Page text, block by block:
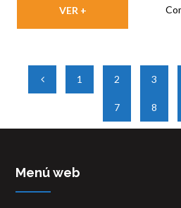
VER +
1 2 3
7 8
Menú web